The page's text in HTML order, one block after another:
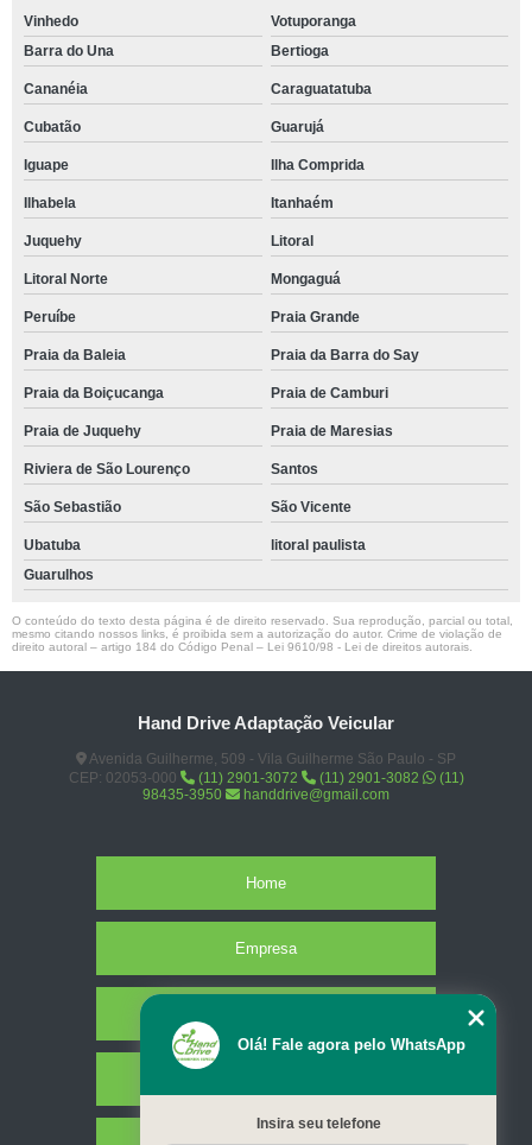
Vinhedo
Votuporanga
Barra do Una
Bertioga
Cananéia Caraguatatuba
Cubatão Guarujá
Iguape Ilha Comprida
Ilhabela Itanhaém
Juquehy Litoral
Litoral Norte Mongaguá
Peruíbe Praia Grande
Praia da Baleia Praia da Barra do Say
Praia da Boiçucanga Praia de Camburi
Praia de Juquehy Praia de Maresias
Riviera de São Lourenço Santos
São Sebastião São Vicente
Ubatuba
litoral paulista
Guarulhos
O conteúdo do texto desta página é de direito reservado. Sua reprodução, parcial ou total,
mesmo citando nossos links, é proibida sem a autorização do autor. Crime de violação de
direito autoral – artigo 184 do Código Penal – Lei 9610/98 - Lei de direitos autorais
Hand Drive Adaptação Veicular
Avenida Guilherme, 509 - Vila Guilherme São Paulo - SP
CEP: 02053-000
(11) 2901-3072 (11) 2901-3082
(11)
98435-3950
handdrive@gmail.com
Home
Empresa
Olá! Fale agora pelo WhatsApp
Insira seu telefone